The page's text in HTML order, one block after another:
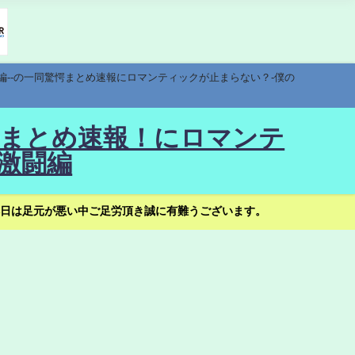
の一同驚愕まとめ速報にロマンティックが止まらない？-僕の
とめ速報！にロマンテ
闘編
足元が悪い中ご足労頂き誠に有難うございます。